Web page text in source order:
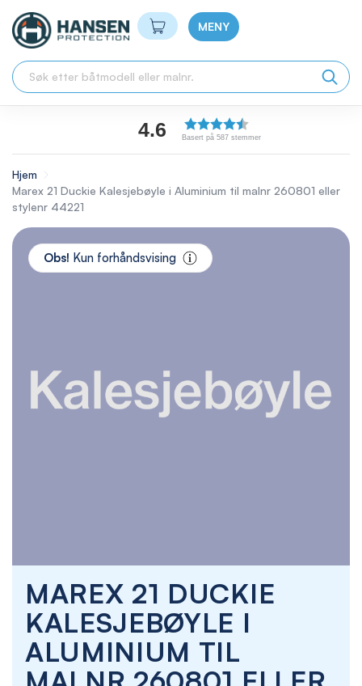
Min handlekurv
MENY
4.6 Basert på 587 stemmer
Hjem
Marex 21 Duckie Kalesjebøyle i Aluminium til malnr 260801 eller
stylenr 44221
MAREX 21 DUCKIE
KALESJEBØYLE I
ALUMINIUM TIL
Skip
Obs! Kun forhåndsvising
the
beginning
the
images